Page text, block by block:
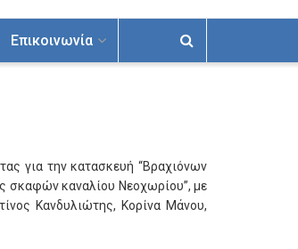
Επικοινωνία
για την κατασκευή “Βραχιόνων
σκαφών καναλίου Νεοχωρίου”, με
Κανδυλιώτης, Κορίνα Μάνου,